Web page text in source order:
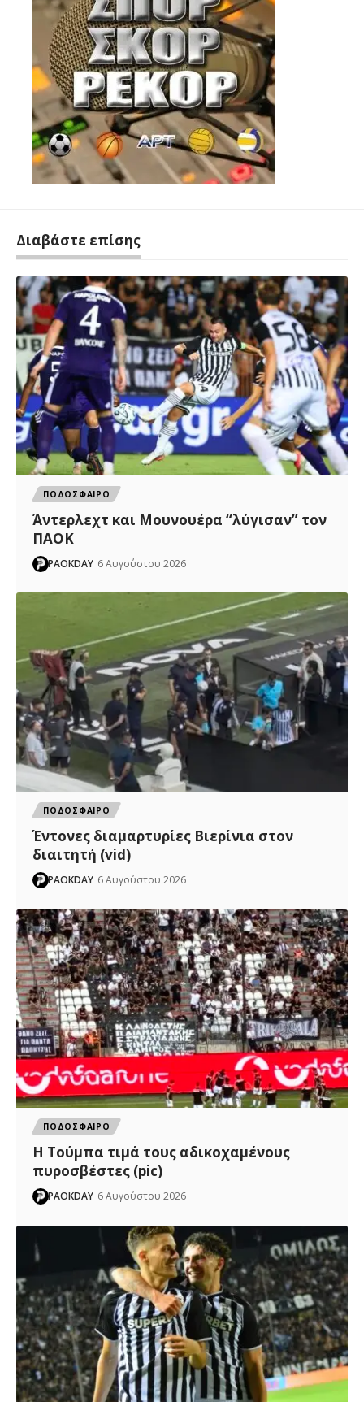
Διαβάστε επίσης
ΠΟΔΟΣΦΑΙΡΟ
Άντερλεχτ και Μουνουέρα “λύγισαν” τον
ΠΑΟΚ
PAOKDAY 6 Αυγούστου 2026
ΠΟΔΟΣΦΑΙΡΟ
Έντονες διαμαρτυρίες Βιερίνια στον
διαιτητή (vid)
PAOKDAY 6 Αυγούστου 2026
ΠΟΔΟΣΦΑΙΡΟ
H Tούμπα τιμά τους αδικοχαμένους
πυροσβέστες (pic)
PAOKDAY 6 Αυγούστου 2026